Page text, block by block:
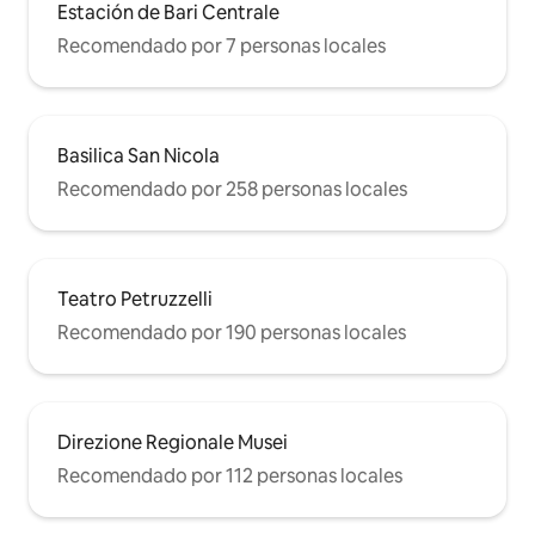
Estación de Bari Centrale
Recomendado por 7 personas locales
Basilica San Nicola
Recomendado por 258 personas locales
Teatro Petruzzelli
Recomendado por 190 personas locales
Direzione Regionale Musei
Recomendado por 112 personas locales